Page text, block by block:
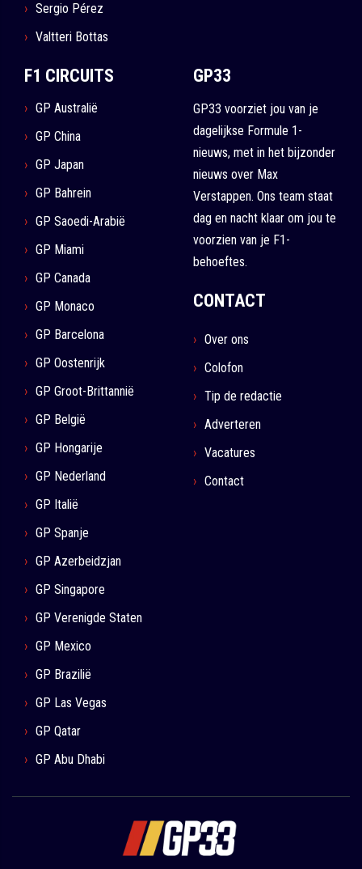
Sergio Pérez
Valtteri Bottas
F1 CIRCUITS
GP Australië
GP China
GP Japan
GP Bahrein
GP Saoedi-Arabië
GP Miami
GP Canada
GP Monaco
GP Barcelona
GP Oostenrijk
GP Groot-Brittannië
GP België
GP Hongarije
GP Nederland
GP Italië
GP Spanje
GP Azerbeidzjan
GP Singapore
GP Verenigde Staten
GP Mexico
GP Brazilië
GP Las Vegas
GP Qatar
GP Abu Dhabi
GP33
GP33 voorziet jou van je
dagelijkse Formule 1-
nieuws, met in het bijzonder
nieuws over Max
Verstappen. Ons team staat
dag en nacht klaar om jou te
voorzien van je F1-
behoeftes.
CONTACT
Over ons
Colofon
Tip de redactie
Adverteren
Vacatures
Contact